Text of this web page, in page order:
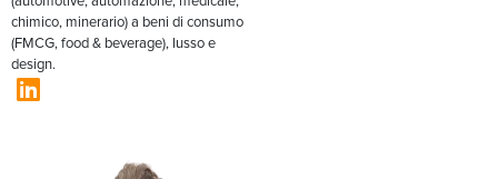
chimico, minerario) a beni di consumo
(FMCG, food & beverage), lusso e
design.